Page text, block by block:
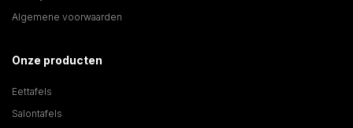
Algemene voorwaarden
Onze producten
Eettafels
Salontafels